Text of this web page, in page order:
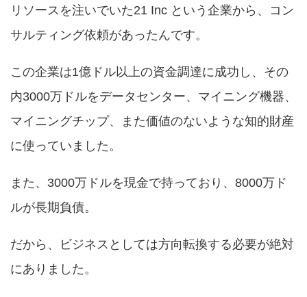
リソースを注いでいた21 Inc という企業から、コン
サルティング依頼があったんです。
この企業は1億ドル以上の資金調達に成功し、その
内3000万ドルをデータセンター、マイニング機器、
マイニングチップ、また価値のないような知的財産
に使っていました。
また、3000万ドルを現金で持っており、8000万ド
ルが長期負債。
だから、ビジネスとしては方向転換する必要が絶対
にありました。